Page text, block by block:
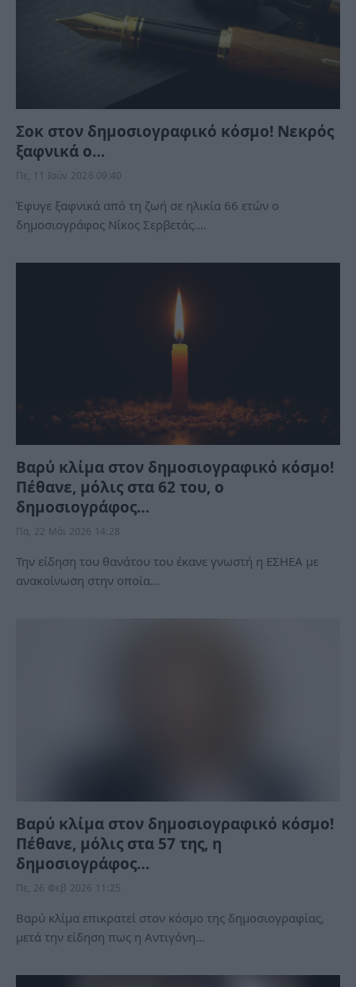
Σοκ στον δημοσιογραφικό κόσμο! Νεκρός
ξαφνικά ο…
Πε, 11 Ιούν 2026 09:40
Έφυγε ξαφνικά από τη ζωή σε ηλικία 66 ετών ο
δημοσιογράφος Νίκος Σερβετάς.…
Βαρύ κλίμα στον δημοσιογραφικό κόσμο!
Πέθανε, μόλις στα 62 του, o
δημοσιογράφος…
Πα, 22 Μάι 2026 14:28
Την είδηση του θανάτου του έκανε γνωστή η ΕΣΗΕΑ με
ανακοίνωση στην οποία…
Βαρύ κλίμα στον δημοσιογραφικό κόσμο!
Πέθανε, μόλις στα 57 της, η
δημοσιογράφος…
Πε, 26 Φεβ 2026 11:25
Βαρύ κλίμα επικρατεί στον κόσμο της δημοσιογραφίας,
μετά την είδηση πως η Αντιγόνη…